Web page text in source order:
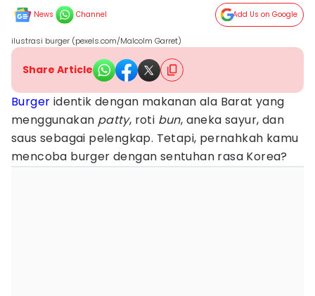
News Channel Add Us on Google
ilustrasi burger (pexels.com/Malcolm Garret)
Share Article
Burger identik dengan makanan ala Barat yang
menggunakan patty, roti bun, aneka sayur, dan
saus sebagai pelengkap. Tetapi, pernahkah kamu
mencoba burger dengan sentuhan rasa Korea?